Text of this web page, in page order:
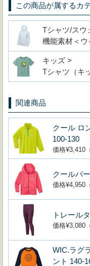
この商品が属するカ
Tシャツ/スウ
機能素材＜ウ
キッズ >
Tシャツ（キ
関連商品
クール ロ
100-130
価格¥3,410
クールパ
価格¥4,950
トレール
価格¥3,080
WIC.ラグ
ント 140-